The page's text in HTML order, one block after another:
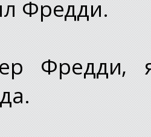
Фредди.
Фредди,